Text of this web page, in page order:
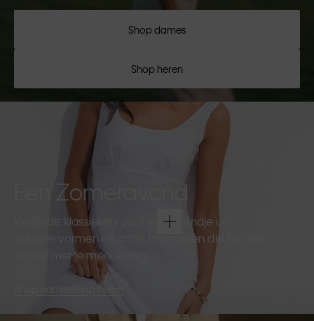
Shop dames
Shop heren
Een Zomeravond
Verfijnde klassiekers voor een avondje uit.
Subtiele vormen en lichte materialen die de hele
avond met je meebewegen.
Shop heren